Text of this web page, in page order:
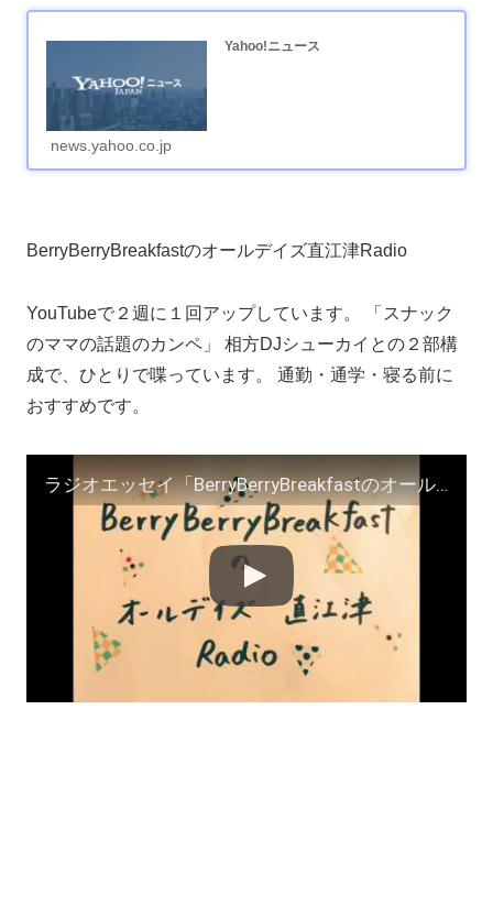
Yahoo!ニュース
news.yahoo.co.jp
BerryBerryBreakfastのオールデイズ直江津Radio
YouTubeで２週に１回アップしています。 「スナック
のママの話題のカンペ」 相方DJシューカイとの２部構
成で、ひとりで喋っています。 通勤・通学・寝る前に
おすすめです。
ラジオエッセイ「BerryBerryBreakfastのオールデイズ直江津Radio〜第５４回」ヨーグルト田中とDJシューカイ